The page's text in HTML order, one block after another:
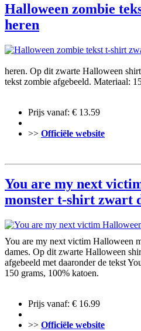
Halloween zombie
heren
heren. Op dit zwarte Halloween
tekst zombie afgebeeld. Materiaal:
Prijs vanaf: € 13.59
>> Officiële website
You are my next
monster t-shirt zwart
You are my next victim Halloween
dames. Op dit zwarte Halloween
afgebeeld met daaronder de tekst
150 grams, 100% katoen.
Prijs vanaf: € 16.99
>> Officiële website